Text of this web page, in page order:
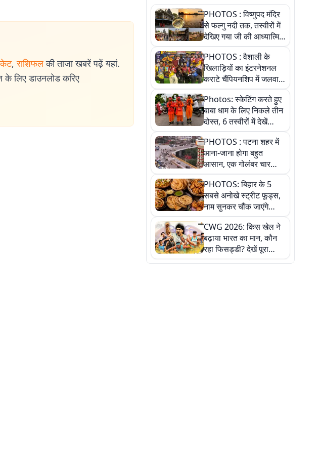
, राशिफल की ताजा खबरें पढ़ें यहां.
लिए डाउनलोड करिए
PHOTOS : विष्णुपद मंदिर
से फल्गु नदी तक, तस्वीरों में
देखिए गया जी की आध्यात्मिक
पहचान
PHOTOS : वैशाली के
खिलाड़ियों का इंटरनेशनल
कराटे चैंपियनशिप में जलवा,
जीते 9 पदक, पांच तस्वीर से
देखिए पूरा खेल
Photos: स्केटिंग करते हुए
बाबा धाम के लिए निकले तीन
दोस्त, 6 तस्वीरों में देखें
आस्था और जुनून की कहानी
PHOTOS : पटना शहर में
आना-जाना होगा बहुत
आसान, एक गोलंबर चार
फ्लाईओवर को जोड़ेगा
PHOTOS: बिहार के 5
सबसे अनोखे स्ट्रीट फूड्स,
नाम सुनकर चौंक जाएंगे
लेकिन स्वाद ऐसा कि बार-बार
खाने का करेगा मन
CWG 2026: किस खेल ने
बढ़ाया भारत का मान, कौन
रहा फिसड्डी? देखें पूरा
रिपोर्ट कार्ड